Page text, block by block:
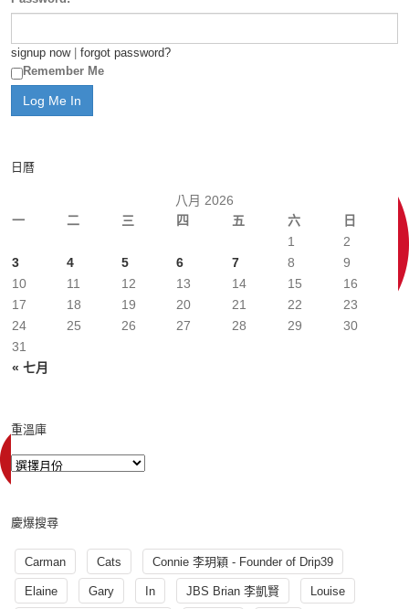
signup now| forgot password?
Remember Me
日曆
八月 2026
一
二 三 四 五 六 日
« 七月
1
2
3
4 5 6 7 8
9
10
11 12 13 14 15
16
17
18 19 20 21 22
23
24
25 26 27 28 29
30
31
重溫庫
慶爆搜尋
Carman Cats Connie 李玥穎 - Founder of Drip39
Elaine Gary In JBS Brian 李凱賢 Louise